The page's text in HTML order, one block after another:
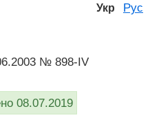
Укр Рус
№ 898-IV
08.07.2019